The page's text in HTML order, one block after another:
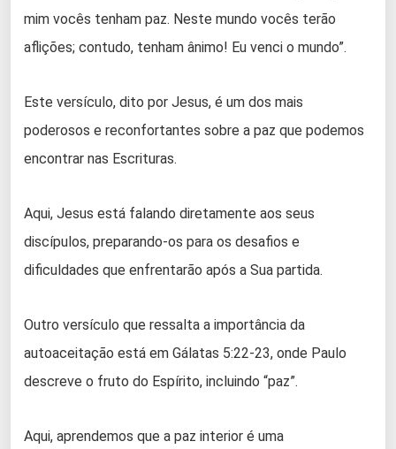
mim vocês tenham paz. Neste mundo vocês terão
aflições; contudo, tenham ânimo! Eu venci o mundo”.
Este versículo, dito por Jesus, é um dos mais
poderosos e reconfortantes sobre a paz que podemos
encontrar nas Escrituras.
Aqui, Jesus está falando diretamente aos seus
discípulos, preparando-os para os desafios e
dificuldades que enfrentarão após a Sua partida.
Outro versículo que ressalta a importância da
autoaceitação está em Gálatas 5:22-23, onde Paulo
descreve o fruto do Espírito, incluindo “paz”.
Aqui, aprendemos que a paz interior é uma